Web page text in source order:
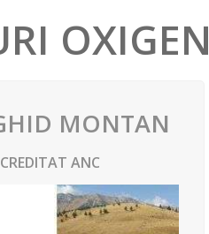
OXIGEN
MONTAN
ANC